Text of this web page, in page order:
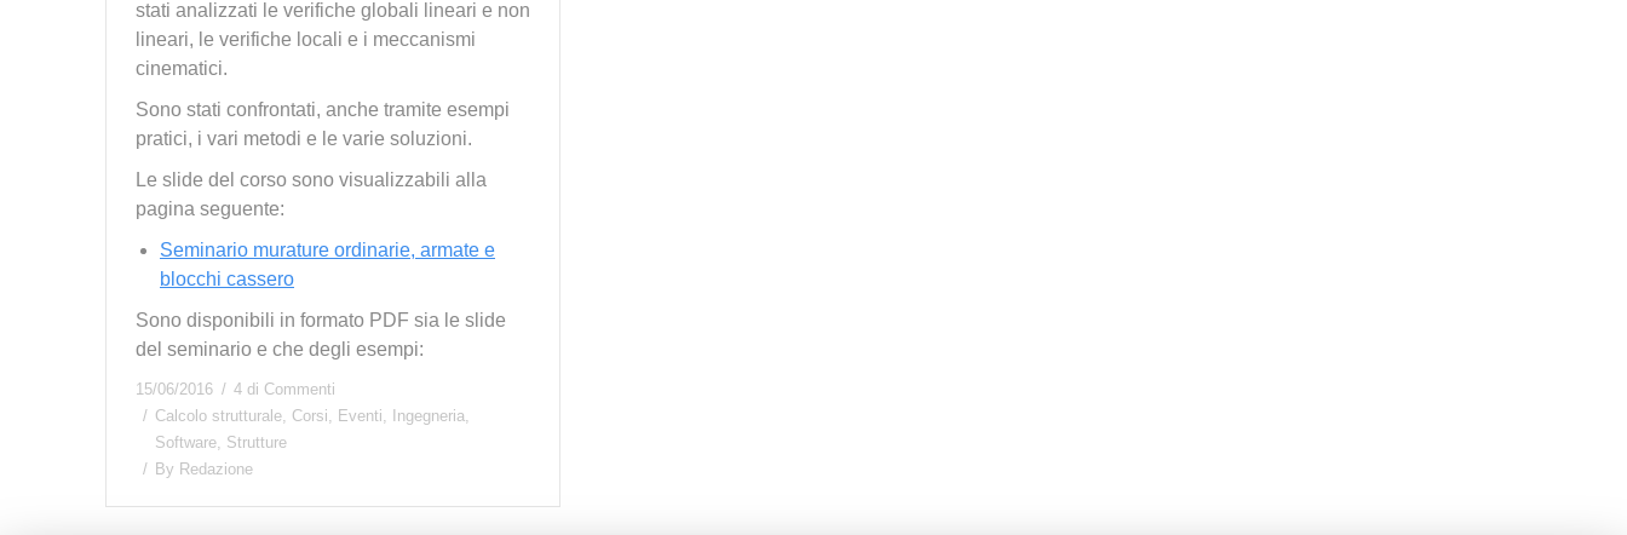
stati analizzati le verifiche globali lineari e non
lineari, le verifiche locali e i meccanismi
cinematici.
Sono stati confrontati, anche tramite esempi
pratici, i vari metodi e le varie soluzioni.
Le slide del corso sono visualizzabili alla
pagina seguente:
Seminario murature ordinarie, armate e
blocchi cassero
Sono disponibili in formato PDF sia le slide
del seminario e che degli esempi:
15/06/2016
4 di Commenti
Calcolo strutturale, Corsi, Eventi, Ingegneria,
Software, Strutture
By Redazione